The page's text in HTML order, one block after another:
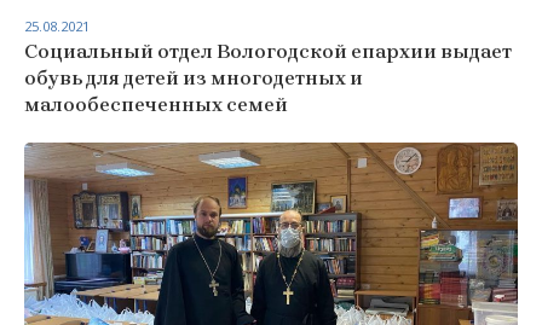
Социальный отдел Вологодской епархии выдает
обувь для детей из многодетных и
малообеспеченных семей
25.08.2021